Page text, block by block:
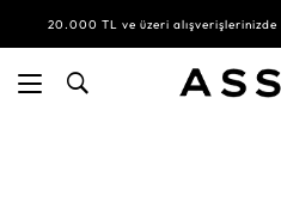
20.000 TL ve üzeri alışverişlerinizde